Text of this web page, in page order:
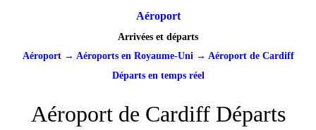
Aéroport
Arrivées et départs
Aéroport→ Aéroports en Royaume-Uni→ Aéroport de Cardiff
Départs en temps réel
Aéroport de Cardiff Départs